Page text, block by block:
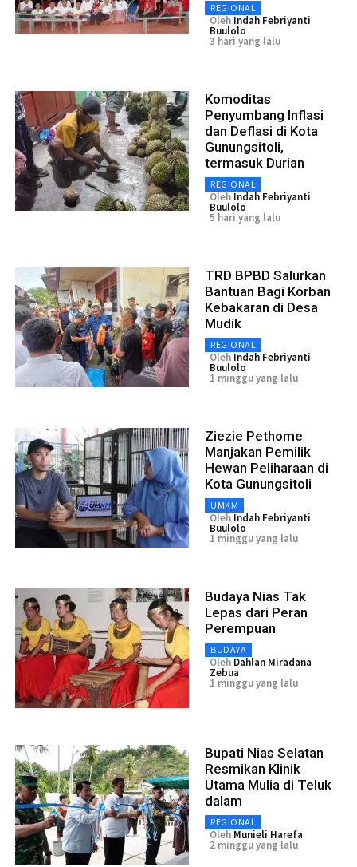
REGIONAL
Oleh Indah Febriyanti
Buulolo
3 hari yang lalu
Komoditas
Penyumbang Inflasi
dan Deflasi di Kota
Gunungsitoli,
termasuk Durian
REGIONAL
Oleh Indah Febriyanti
Buulolo
5 hari yang lalu
TRD BPBD Salurkan
Bantuan Bagi Korban
Kebakaran di Desa
Mudik
REGIONAL
Oleh Indah Febriyanti
Buulolo
1 minggu yang lalu
Ziezie Pethome
Manjakan Pemilik
Hewan Peliharaan di
Kota Gunungsitoli
UMKM
Oleh Indah Febriyanti
Buulolo
1 minggu yang lalu
Budaya Nias Tak
Lepas dari Peran
Perempuan
BUDAYA
Oleh Dahlan Miradana
Zebua
1 minggu yang lalu
Bupati Nias Selatan
Resmikan Klinik
Utama Mulia di Teluk
dalam
REGIONAL
Oleh Munieli Harefa
2 minggu yang lalu